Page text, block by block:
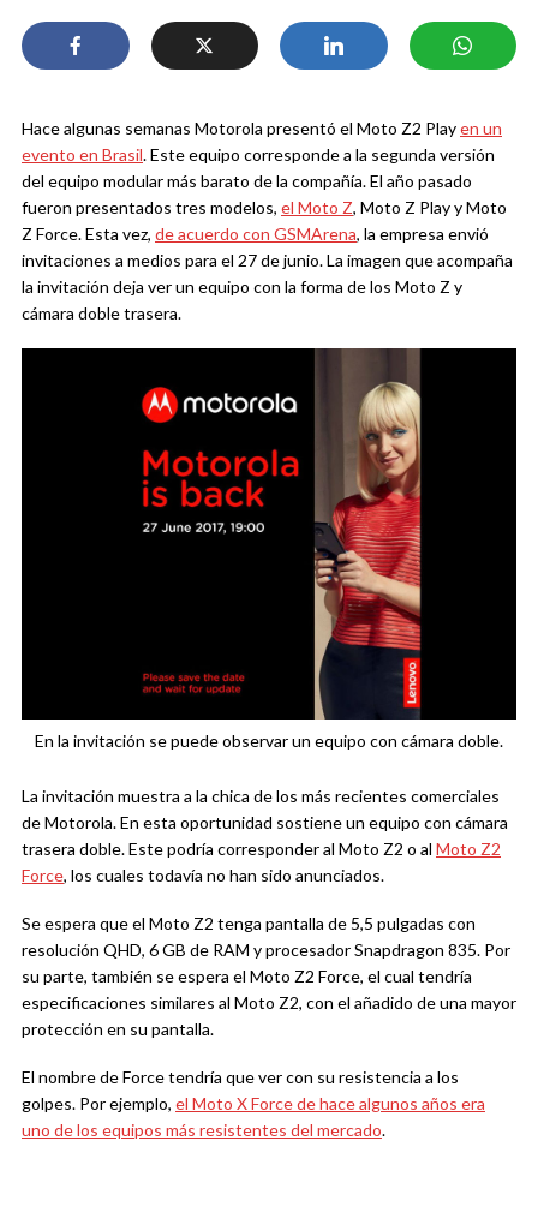
Hace algunas semanas Motorola presentó el Moto Z2 Playen un
evento en Brasil. Este equipo corresponde a la segunda versión
del equipo modular más barato de la compañía. El año pasado
fueron presentados tres modelos, el Moto Z, Moto Z Play y Moto
Z Force. Esta vez, de acuerdo con GSMArena, la empresa envió
invitaciones a medios para el 27 de junio. La imagen que acompaña
la invitación deja ver un equipo con la forma de los Moto Z y
cámara doble trasera.
En la invitación se puede observar un equipo con cámara doble.
La invitación muestra a la chica de los más recientes comerciales
de Motorola. En esta oportunidad sostiene un equipo con cámara
trasera doble. Este podría corresponder al Moto Z2 o al Moto Z2
Force, los cuales todavía no han sido anunciados.
Se espera que el Moto Z2 tenga pantalla de 5,5 pulgadas con
resolución QHD, 6 GB de RAM y procesador Snapdragon 835. Por
su parte, también se espera el Moto Z2 Force, el cual tendría
especificaciones similares al Moto Z2, con el añadido de una mayor
protección en su pantalla.
El nombre de Force tendría que ver con su resistencia a los
golpes. Por ejemplo, el Moto X Force de hace algunos años era
uno de los equipos más resistentes del mercado.